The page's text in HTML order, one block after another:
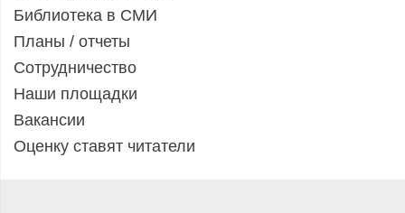
Библиотека в СМИ
Планы / отчеты
Сотрудничество
Наши площадки
Вакансии
Оценку ставят читатели